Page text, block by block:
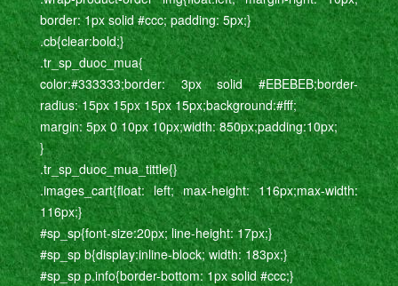
border: 1px solid #ccc; padding: 5px;}
.cb{clear:bold;}
.tr_sp_duoc_mua{
color:#333333;border: 3px solid #EBEBEB;border-
radius: 15px 15px 15px 15px;background:#fff;
margin: 5px 0 10px 10px;width: 850px;padding:10px;
}
.tr_sp_duoc_mua_tittle{}
.images_cart{float: left; max-height: 116px;max-width:
116px;}
#sp_sp{font-size:20px; line-height: 17px;}
#sp_sp b{display:inline-block; width: 183px;}
#sp_sp p.info{border-bottom: 1px solid #ccc;}